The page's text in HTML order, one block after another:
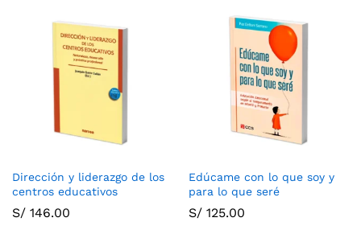
Dirección y liderazgo de los
centros educativos
S/ 146.00
Edúcame con lo que soy y
para lo que seré
S/ 125.00